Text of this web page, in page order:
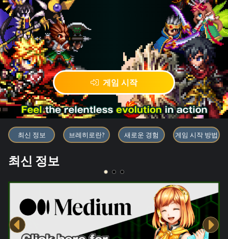
게임 시작
블록체인 게임 「BRAVE
최신 정보 브레히로란? 새로운 경험 게임 시작 방법
최신 정보